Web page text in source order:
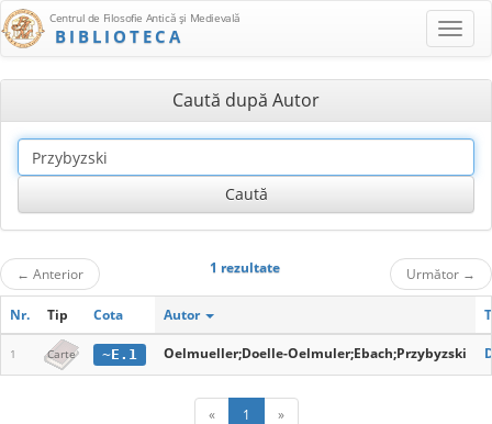
Centrul de Filosofie Antică şi Medievală
BIBLIOTECA
Caută după Autor
← Anterior 1 rezultate Următor →
Nr. Tip Cota Autor
1 Carte ~E.1 Oelmueller;Doelle-Oelmuler;Ebach;Przybyzski
« 1 »